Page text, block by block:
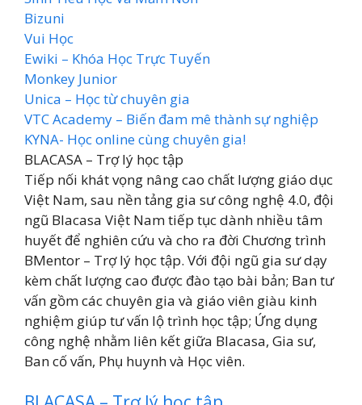
Bizuni
Vui Học
Ewiki – Khóa Học Trực Tuyến
Monkey Junior
Unica – Học từ chuyên gia
VTC Academy – Biến đam mê thành sự nghiệp
KYNA- Học online cùng chuyên gia!
BLACASA – Trợ lý học tập
Tiếp nối khát vọng nâng cao chất lượng giáo dục
Việt Nam, sau nền tảng gia sư công nghệ 4.0, đội
ngũ Blacasa Việt Nam tiếp tục dành nhiều tâm
huyết để nghiên cứu và cho ra đời Chương trình
BMentor – Trợ lý học tập. Với đội ngũ gia sư dạy
kèm chất lượng cao được đào tạo bài bản; Ban tư
vấn gồm các chuyên gia và giáo viên giàu kinh
nghiệm giúp tư vấn lộ trình học tập; Ứng dụng
công nghệ nhằm liên kết giữa Blacasa, Gia sư,
Ban cố vấn, Phụ huynh và Học viên.